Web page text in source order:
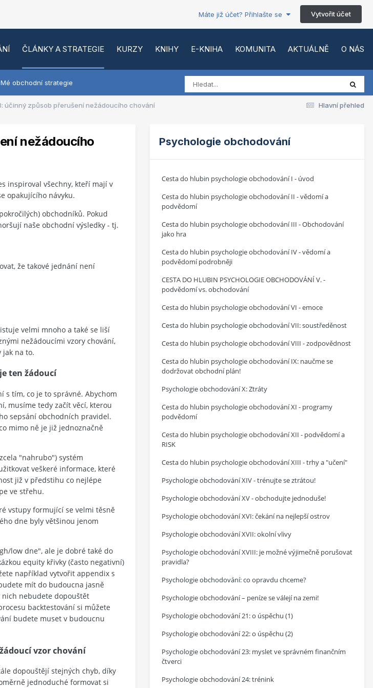
Máte již účet? Přihlašte se Vytvořit účet
ČLÁNKY A STRATEGIE KURZY KNIHY E-KNIHA KOMUNITA AKTUÁLNĚ O NÁS
Mé obchodní strategie
Hlavní přehled
účinný způsob přerušení nežádoucího chování
nežádoucího
inspiroval všechny, kteří mají v
opakujícího návyku.
obchodníků. Pokud
naše obchodní výsledky - tj.
že takové jednání není
velmi mnoho a také se liší
nežádoucími vzory chování,
jak na to.
ten žádoucí
s tím, co je to správné. Abychom
musíme tedy začít věcí, kterou
sepsání obchodních pravidel.
mimo ně je již jednoznačně
"nahrubo") systém
veškeré informace, které
již v předstihu co nejlépe
ve střehu.
vstupy formující se velmi těsně
dne byly většinou jenom
low dne", ale je dobré také do
equity křivky (často negativní)
například vytvořit appendix s
mít do budoucna jasně
nich nebudete dopouštět
backtestování si můžete
budete muset v budoucnu
vzor chování
dopouštějí stejných chyb, díky
jednoduché formovat si
Psychologie obchodování
Cesta do hlubin psychologie obchodování I - úvod
Cesta do hlubin psychologie obchodování II - vědomí a
podvědomí
Cesta do hlubin psychologie obchodování III - Obchodování
jako hra
Cesta do hlubin psychologie obchodování IV - vědomí a
podvědomí podrobněji
CESTA DO HLUBIN PSYCHOLOGIE OBCHODOVÁNÍ V. -
podvědomí vs. obchodování
Cesta do hlubin psychologie obchodování VI - emoce
Cesta do hlubin psychologie obchodování VII: soustředěnost
Cesta do hlubin psychologie obchodování VIII - zodpovědnost
Cesta do hlubin psychologie obchodování IX: naučme se
dodržovat obchodní plán!
Psychologie obchodování X: Ztráty
Cesta do hlubin psychologie obchodování XI - programy
podvědomí
Cesta do hlubin psychologie obchodování XII - podvědomí a
RISK
Cesta do hlubin psychologie obchodování XIII - trhy a "učení"
Psychologie obchodování XIV - trénujte se ztrátou!
Psychologie obchodování XV - obchodujte jednoduše!
Psychologie obchodování XVI: čekání na nejlepší ostrov
Psychologie obchodování XVII: okolní vlivy
Psychologie obchodování XVIII: je možné výjimečně porušovat
pravidla?
Psychologie obchodování: co opravdu chceme?
Psychologie obchodování – peníze se válejí na zemi!
Psychologie obchodování 21: o úspěchu (1)
Psychologie obchodování 22: o úspěchu (2)
Psychologie obchodování 23: myslet ve správném finančním
čtverci
Psychologie obchodování 24: trénink